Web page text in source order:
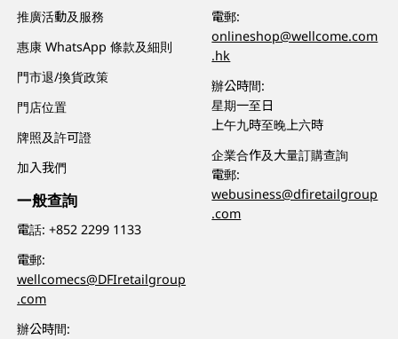
推廣活動及服務
惠康 WhatsApp 條款及細則
門市退/換貨政策
門店位置
牌照及許可證
加入我們
一般查詢
電話:+852 2299 1133
電郵:
wellcomecs@DFIretailgroup
.com
辦公時間:
電郵:
onlineshop@wellcome.com
.hk
辦公時間:
星期一至日
上午九時至晚上六時
企業合作及大量訂購查詢
電郵:
webusiness@dfiretailgroup
.com